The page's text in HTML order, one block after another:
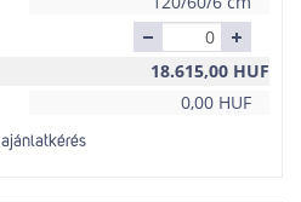
18.615,00 HUF
0,00 HUF
ajánlatkérés